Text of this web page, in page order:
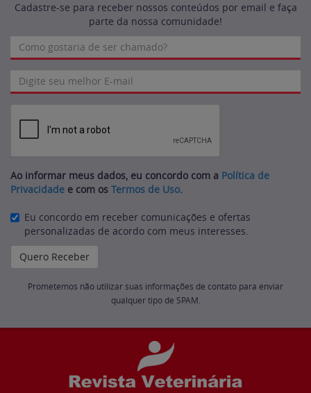
Cadastre-se para receber nossos conteúdos por email e faça
parte da nossa comunidade!
Ao informar meus dados, eu concordo com a Política de
Privacidade e com os Termos de Uso.
Eu concordo em receber comunicações e ofertas
personalizadas de acordo com meus interesses.
Prometemos não utilizar suas informações de contato para enviar
qualquer tipo de SPAM.